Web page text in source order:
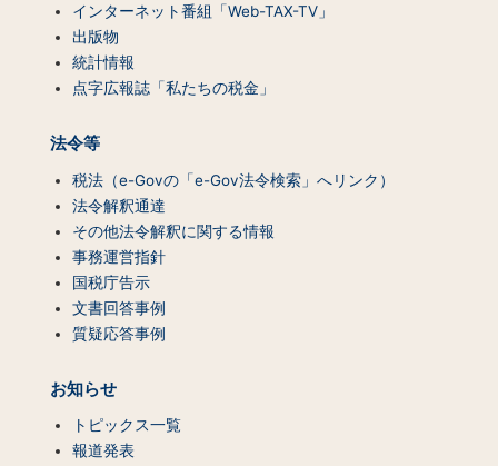
インターネット番組「Web-TAX-TV」
出版物
統計情報
点字広報誌「私たちの税金」
法令等
税法（e-Govの「e-Gov法令検索」へリンク）
法令解釈通達
その他法令解釈に関する情報
事務運営指針
国税庁告示
文書回答事例
質疑応答事例
お知らせ
トピックス一覧
報道発表